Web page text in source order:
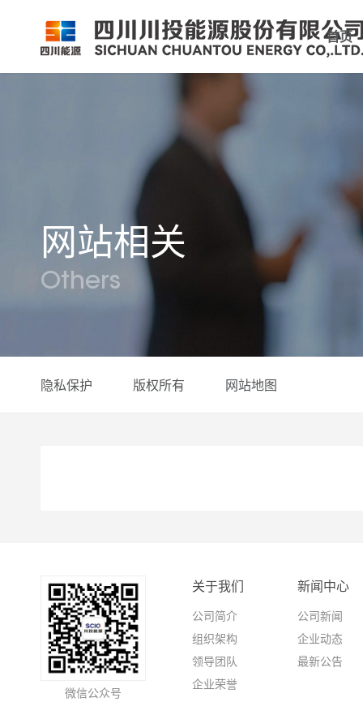
首页
公司简介 组织架构 领导团队 企业荣誉
公司新闻 企业动态 公示公告
公司资料 股票信息 最新公告 公司邮箱
党群工作 纪检监察
网站相关
Others
隐私保护 版权所有 网站地图
微信公众号
关于我们
公司简介
组织架构
领导团队
企业荣誉
新闻中心
公司新闻
企业动态
最新公告